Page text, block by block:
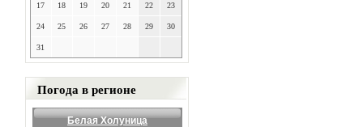
17 18 19 20 21 22 23
24 25 26 27 28 29 30
31
Погода в регионе
Белая Холуница